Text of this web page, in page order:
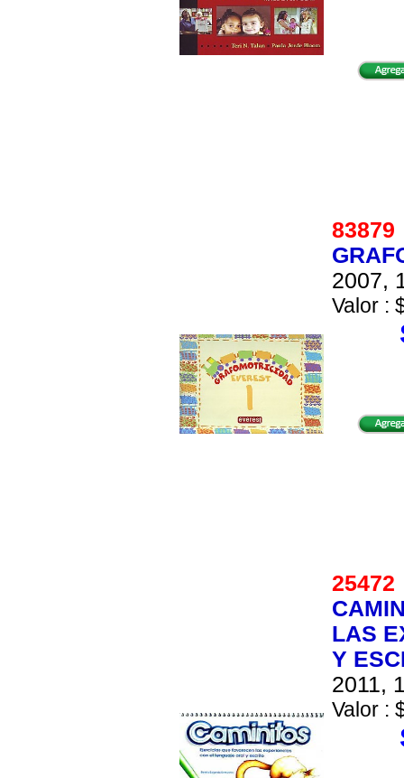
2007,
Valor :
LAS
Y
2011,
Valor :